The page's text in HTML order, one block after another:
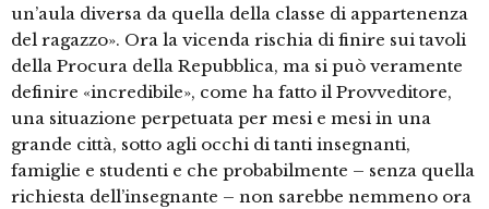
un’aula diversa da quella della classe di appartenenza
del ragazzo». Ora la vicenda rischia di finire sui tavoli
della Procura della Repubblica, ma si può veramente
definire «incredibile», come ha fatto il Provveditore,
una situazione perpetuata per mesi e mesi in una
grande città, sotto agli occhi di tanti insegnanti,
famiglie e studenti e che probabilmente – senza quella
richiesta dell’insegnante – non sarebbe nemmeno ora